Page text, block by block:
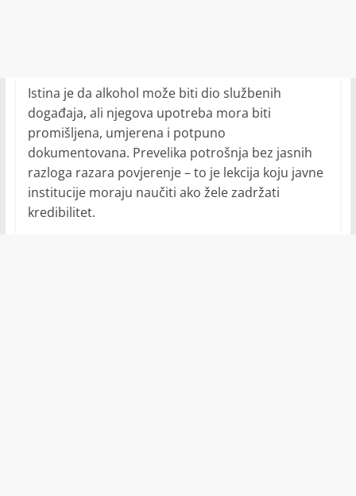
Istina je da alkohol može biti dio službenih
događaja, ali njegova upotreba mora biti
promišljena, umjerena i potpuno
dokumentovana. Prevelika potrošnja bez jasnih
razloga razara povjerenje – to je lekcija koju javne
institucije moraju naučiti ako žele zadržati
kredibilitet.